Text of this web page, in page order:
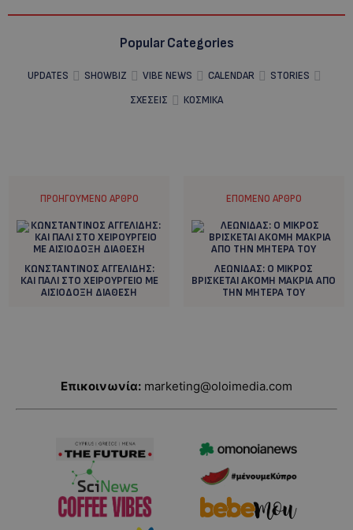
Popular Categories
UPDATES SHOWBIZ VIBE NEWS CALENDAR
STORIES
ΣΧΕΣΕΙΣ
ΚΟΣΜΙΚΑ
ΠΡΟΗΓΟΎΜΕΝΟ ΆΡΘΡΟ
ΚΩΝΣΤΑΝΤΙΝΟΣ ΑΓΓΕΛΙΔΗΣ:
ΚΑΙ ΠΑΛΙ ΣΤΟ ΧΕΙΡΟΥΡΓΕΙΟ ΜΕ
ΑΙΣΙΟΔΟΞΗ ΔΙΑΘΕΣΗ
ΕΠΌΜΕΝΟ ΆΡΘΡΟ
ΛΕΩΝΙΔΑΣ: O MIKΡΟΣ
ΒΡΙΣΚΕΤΑΙ ΑΚΟΜΗ ΜΑΚΡΙΑ ΑΠΟ
ΤΗΝ ΜΗΤΕΡΑ ΤΟΥ
Επικοινωνία: marketing@oloimedia.com